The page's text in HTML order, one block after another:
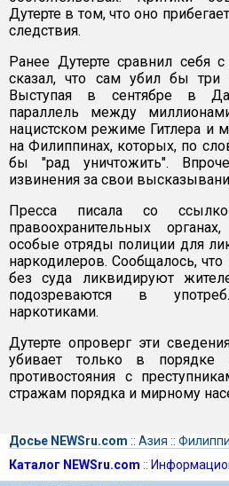
Дутерте в том, что оно
следствия.
Ранее Дутерте сравнил себя
сказал, что сам убил бы три
Выступая в сентябре в
параллель между
нацистском режиме Гитлера и
на Филиппинах, которых, по
бы "рад уничтожить".
извинения за свои
Пресса писала со
правоохранительных
особые отряды полиции для
наркодилеров. Сообщалось,
без суда ликвидируют
подозреваются в
наркотиками.
Дутерте опроверг эти
убивает только в
противостояния с
стражам порядка и мирному
Досье NEWSru.com :: Азия ::
Каталог NEWSru.com ::